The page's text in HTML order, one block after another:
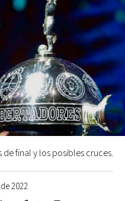
2022
final y los posibles cruces.